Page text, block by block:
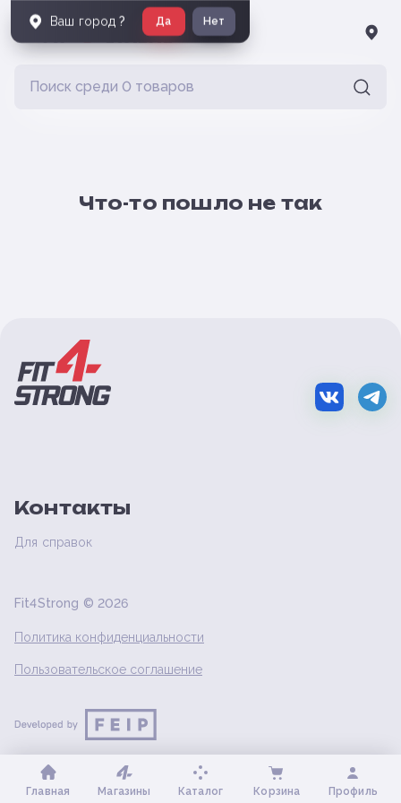
Что-то пошло не так
Контакты
Для справок
Fit4Strong © 2026
Политика конфиденциальности
Пользовательское соглашение
Главная Магазины Каталог Корзина Профиль
Ваш город ? Да Нет